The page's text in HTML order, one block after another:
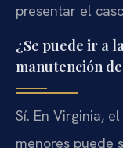
presentar el
¿Se puede ir a
manutención
Sí. En Virginia,
menores puede